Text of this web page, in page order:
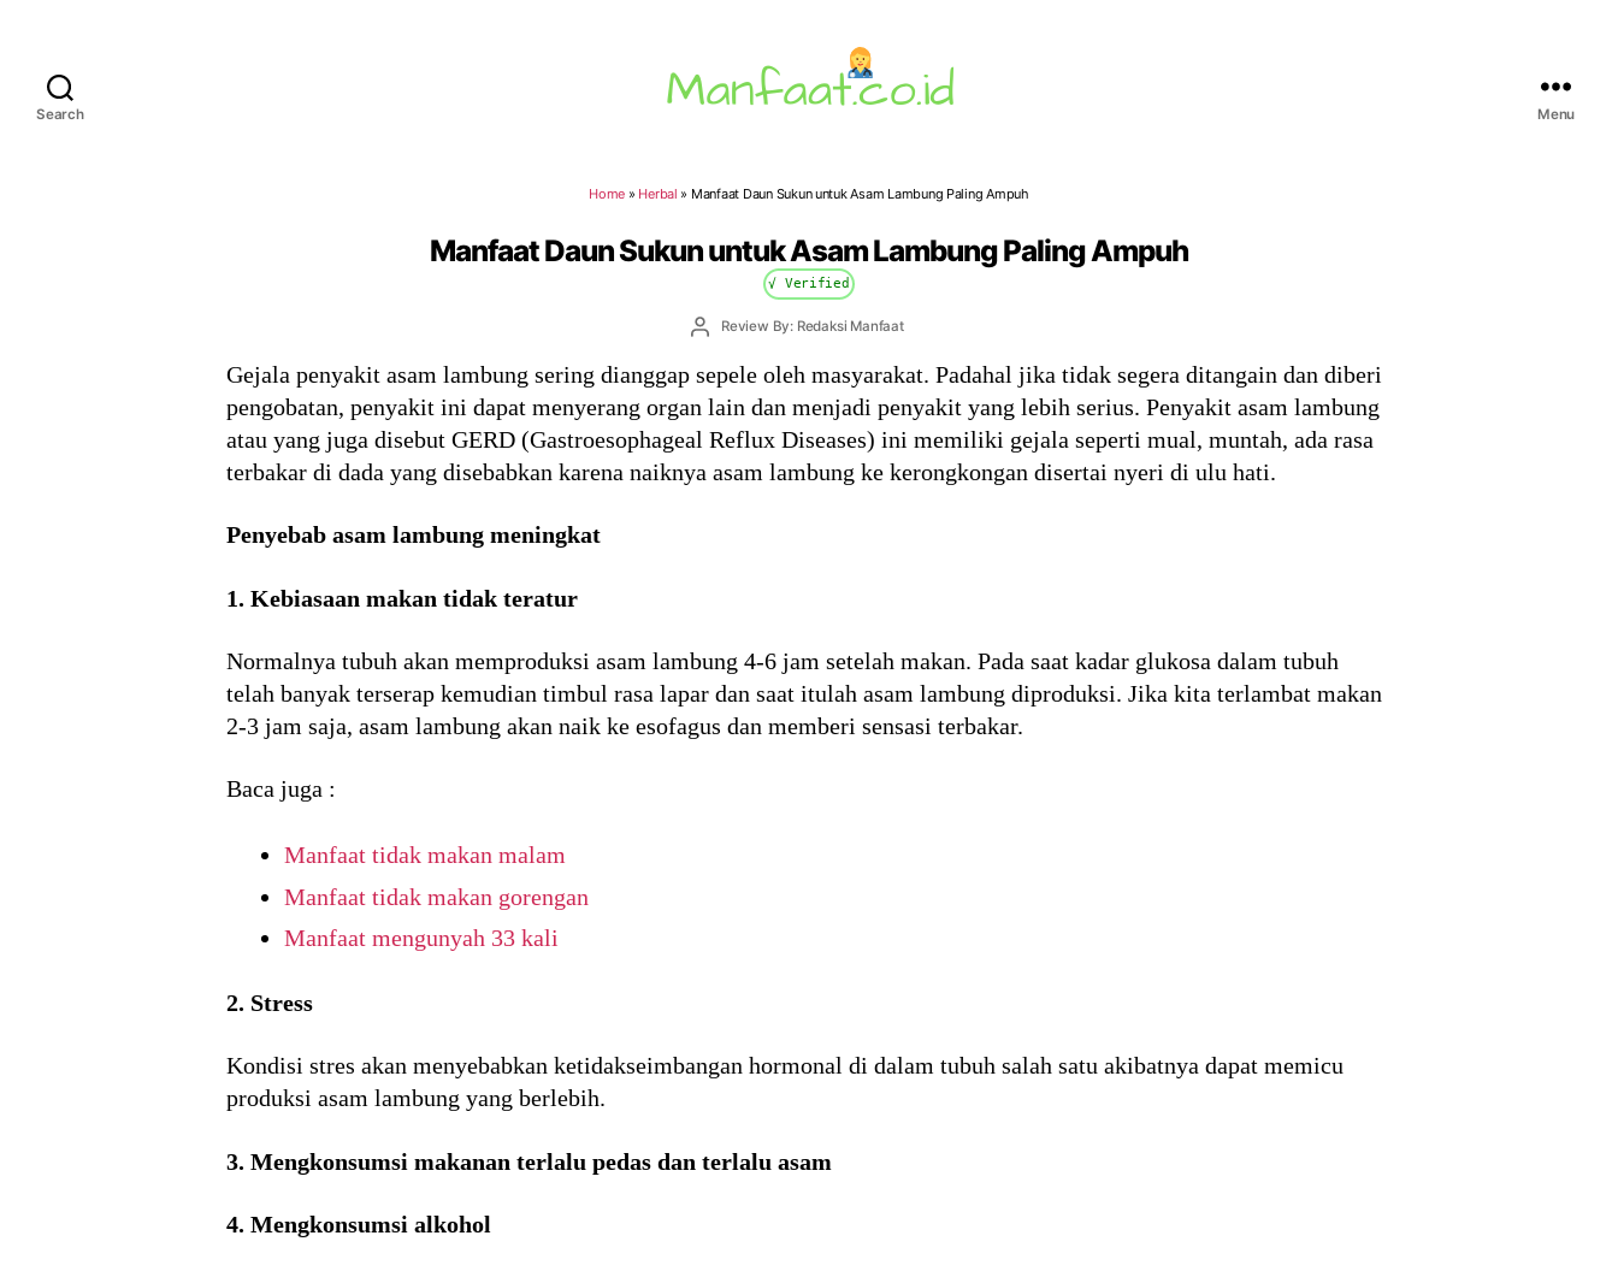
Search Menu
Home » Herbal » Manfaat Daun Sukun untuk Asam Lambung Paling Ampuh
Manfaat Daun Sukun untuk Asam Lambung Paling Ampuh
√ Verified
PostReview By: Redaksi Manfaat
Gejala penyakit asam lambung sering dianggap sepele oleh masyarakat. Padahal jika tidak segera ditangain dan diberi
pengobatan, penyakit ini dapat menyerang organ lain dan menjadi penyakit yang lebih serius. Penyakit asam lambung
atau yang juga disebut GERD (Gastroesophageal Reflux Diseases) ini memiliki gejala seperti mual, muntah, ada rasa
terbakar di dada yang disebabkan karena naiknya asam lambung ke kerongkongan disertai nyeri di ulu hati.
Penyebab asam lambung meningkat
1. Kebiasaan makan tidak teratur
Normalnya tubuh akan memproduksi asam lambung 4-6 jam setelah makan. Pada saat kadar glukosa dalam tubuh
telah banyak terserap kemudian timbul rasa lapar dan saat itulah asam lambung diproduksi. Jika kita terlambat makan
2-3 jam saja, asam lambung akan naik ke esofagus dan memberi sensasi terbakar.
Baca juga :
Manfaat tidak makan malam
Manfaat tidak makan gorengan
Manfaat mengunyah 33 kali
2. Stress
Kondisi stres akan menyebabkan ketidakseimbangan hormonal di dalam tubuh salah satu akibatnya dapat memicu
produksi asam lambung yang berlebih.
3. Mengkonsumsi makanan terlalu pedas dan terlalu asam
4. Mengkonsumsi alkohol